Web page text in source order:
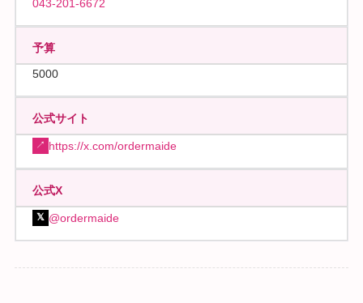
043-201-6672
予算
5000
公式サイト
↗ https://x.com/ordermaide
公式X
𝕏 @ordermaide